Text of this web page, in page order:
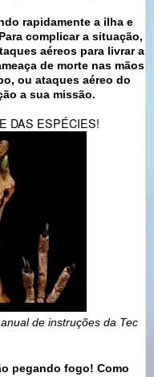
rapidamente a ilha e
complicar a situação,
aéreos para livrar a
de morte nas mãos
ou ataques aéreo do
a sua missão.
DAS ESPÉCIES!
de instruções da Tec
pegando fogo! Como